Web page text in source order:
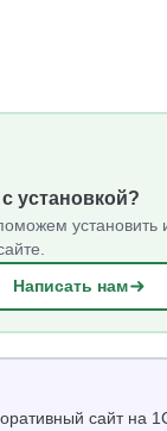
установкой?
установить
Написать нам
сайт на